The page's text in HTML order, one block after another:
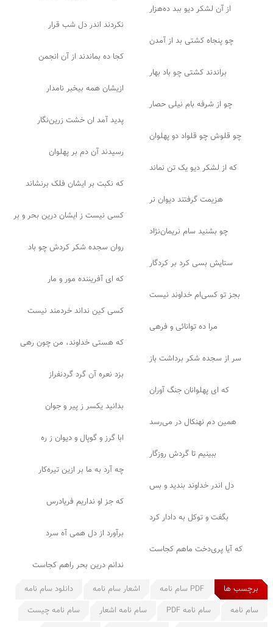
از آن لشکر دیو ببد ده‌هزار
نکردند اندر دل شب قرار
چو پنجاه کشتی بد از آمدن
کجا ده بماندند از آن انجمن
براندند کشتی چو باد بهار
ازیشان همه بیخبر نامدار
چو از شرفه بام نیلی حصار
پدید آمد ان خشت زرین‌نگار
چو قلوش چو قلواد دو پهلوان
رسیدند آن دم بر پهلوان
که از لشکر دیو یک تن نماند
که نکبت بر ایشان فلک برنشاند
هزیمت گرفتند دیوان نر
کسی نیست ز ایشان درین بحر و بر
چو بشنید سام نریمان‌نژاد
روان سجده شکر کردش چو باد
ستایش بسی کرد بر کردگار
که ای آفریننده مور و مار
بجز تو کسی‌ام خداوند نیست
کسی کین نداند خردمند نیست
مرا ده توانائی و فرهی
که هستی خداوند، من چون رهی
سر از سجده شکر برداشت باز
بزد نعره آن گرد گردنفراز
که ای پهلوانان جنگ آوران
بدانید یکسر ز پیر و جوان
همین دم نهنکال در می‌رسد
ابا گرز و گوپال و دیوان ز ره
ببینیم تا گردش روزگار
چه آرد به ما بر ازین تیره‌کار
دل اندر خداوند بندید و بس
که جز او نداریم فریادرس
بگفت و توکل به دادار کرد
برآورد از دل همی آه سرد
که آیا پری‌دخت ماهم کجاست
ندانم درین بحر راهم کجاست
برچسب ها
PDF سام نامه اشعار سام نامه
دانلود سام نامه
سام نامه
سام نامه PDF سام نامه اشعار
سام نامه چیست